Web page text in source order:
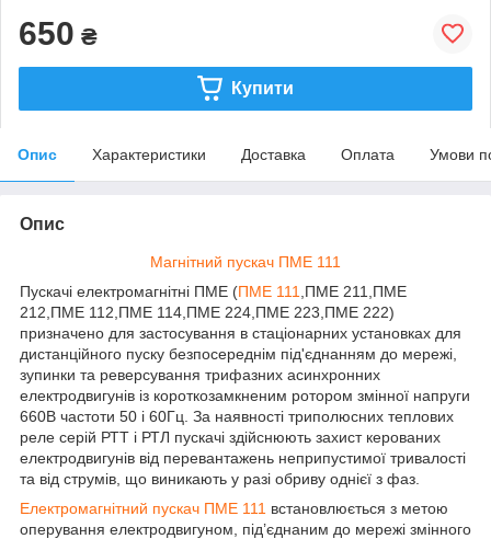
650 ₴
Купити
Опис Характеристики Доставка Оплата Умови
Опис
Магнітний пускач ПМЕ 111
Пускачі електромагнітні ПМЕ (ПМЕ 111 ,ПМЕ 211,ПМЕ
212,ПМЕ 112,ПМЕ 114,ПМЕ 224,ПМЕ 223,ПМЕ 222)
призначено для застосування в стаціонарних установках для
дистанційного пуску безпосереднім під'єднанням до мережі,
зупинки та реверсування трифазних асинхронних
електродвигунів із короткозамкненим ротором змінної напруги
660В частоти 50 і 60Гц. За наявності триполюсних теплових
реле серій РТТ і РТЛ пускачі здійснюють захист керованих
електродвигунів від перевантажень неприпустимої тривалості
та від струмів, що виникають у разі обриву однієї з фаз.
Електромагнітний пускач ПМЕ 111 встановлюється з метою
оперування електродвигуном, під’єднаним до мережі змінного